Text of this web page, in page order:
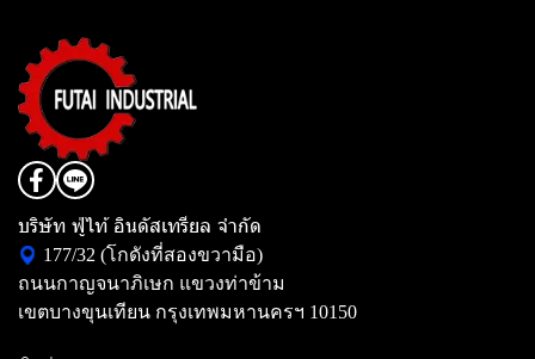
บริษัท ฟู่ไท้ อินดัสเทรียล จำกัด
177/32 (โกดังที่สองขวามือ)
ถนนกาญจนาภิเษก แขวงท่าข้าม
เขตบางขุนเทียน กรุงเทพมหานครฯ 10150